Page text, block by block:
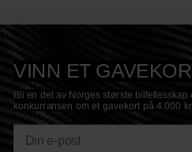
VINN ET
Bli en del av Norges største bilfellesskap
konkurransen om et gavekort på 4.000